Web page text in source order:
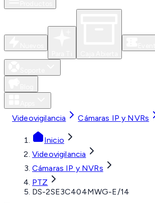
Videovigilancia Cámaras IP y NVRs
Inicio
Videovigilancia
Cámaras IP y NVRs
PTZ
DS-2SE3C404MWG-E/14